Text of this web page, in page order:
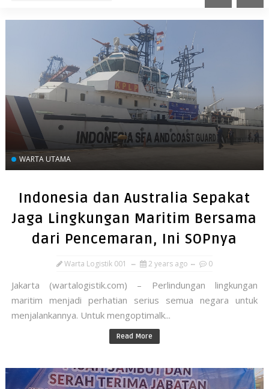
WARTA UTAMA
Indonesia dan Australia Sepakat
Jaga Lingkungan Maritim Bersama
dari Pencemaran, Ini SOPnya
Warta Logistik 001 2 years ago 0
Jakarta (wartalogistik.com) – Perlindungan lingkungan
maritim menjadi perhatian serius semua negara untuk
menjalankannya. Untuk mengoptimalk...
Read More